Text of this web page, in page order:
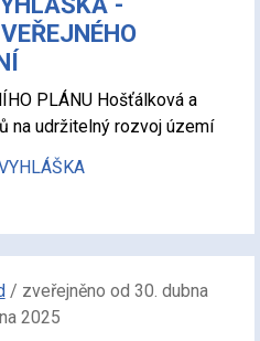
PLÁNU Hošťálková a
na udržitelný rozvoj území
/ zveřejněno od 30. dubna
2025